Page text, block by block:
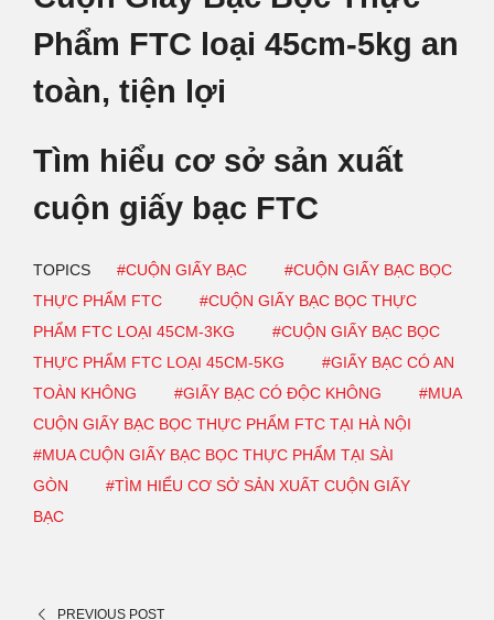
Phẩm FTC loại 45cm-5kg an
toàn, tiện lợi
Tìm hiểu cơ sở sản xuất
cuộn giấy bạc FTC
TOPICS #CUỘN GIẤY BẠC
#CUỘN GIẤY BẠC BỌC
THỰC PHẨM FTC
#CUỘN GIẤY BẠC BỌC THỰC
PHẨM FTC LOẠI 45CM-3KG
#CUỘN GIẤY BẠC BỌC
THỰC PHẨM FTC LOẠI 45CM-5KG
#GIẤY BẠC CÓ AN
TOÀN KHÔNG
#GIẤY BẠC CÓ ĐỘC KHÔNG
#MUA
CUỘN GIẤY BẠC BỌC THỰC PHẨM FTC TẠI HÀ NỘI
#MUA CUỘN GIẤY BẠC BỌC THỰC PHẨM TẠI SÀI
GÒN
#TÌM HIỂU CƠ SỞ SẢN XUẤT CUỘN GIẤY
BẠC
PREVIOUS POST